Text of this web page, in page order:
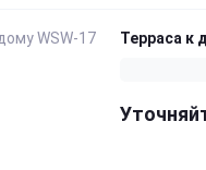
Терраса к